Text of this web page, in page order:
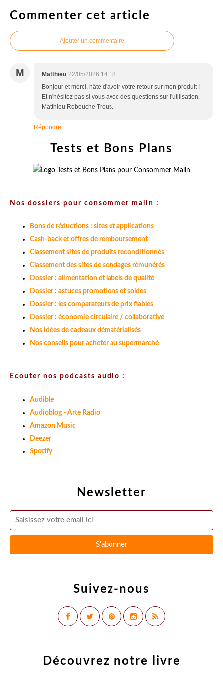
Commenter cet article
Ajouter un commentaire
M Matthieu 22/05/2026 14:18
Bonjour et merci, hâte d'avoir votre retour sur mon produit !
Et n'hésitez pas si vous avec des questions sur l'utilisation.
Matthieu Rebouche Trous.
Répondre
Newsletter
Suivez-nous
Tests et Bons Plans
Nos dossiers pour consommer malin :
Bons de réductions : sites et applications
Cash-back et offres de remboursement
Classement sites de produits reconditionnés
Classement des sites de sondages rémunérés
Dossier : alimentation et labels de qualité
Dossier : astuces promotions et soldes
Dossier : les comparateurs de prix fiables
Dossier : économie circulaire / collaborative
Nos idées de cadeaux dématérialisés
Nos conseils pour acheter au supermarché
Ecouter nos podcasts audio :
Audible
Audioblog - Arte Radio
Amazon Music
Deezer
Spotify
Découvrez notre livre